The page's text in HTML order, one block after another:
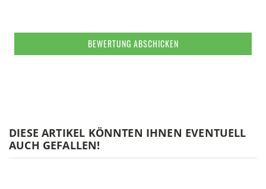
BEWERTUNG ABSCHICKEN
DIESE ARTIKEL KÖNNTEN IHNEN EVENTUELL
AUCH GEFALLEN!